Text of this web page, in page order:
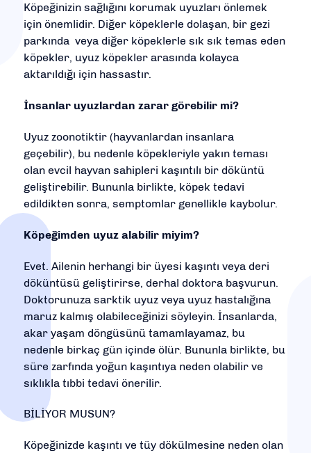
Köpeğinizin sağlığını korumak uyuzları önlemek
için önemlidir. Diğer köpeklerle dolaşan, bir gezi
parkında veya diğer köpeklerle sık sık temas eden
köpekler, uyuz köpekler arasında kolayca
aktarıldığı için hassastır.
İnsanlar uyuzlardan zarar görebilir mi?
Uyuz zoonotiktir (hayvanlardan insanlara
geçebilir), bu nedenle köpekleriyle yakın teması
olan evcil hayvan sahipleri kaşıntılı bir döküntü
geliştirebilir. Bununla birlikte, köpek tedavi
edildikten sonra, semptomlar genellikle kaybolur.
Köpeğimden uyuz alabilir miyim?
Evet. Ailenin herhangi bir üyesi kaşıntı veya deri
döküntüsü geliştirirse, derhal doktora başvurun.
Doktorunuza sarktik uyuz veya uyuz hastalığına
maruz kalmış olabileceğinizi söyleyin. İnsanlarda,
akar yaşam döngüsünü tamamlayamaz, bu
nedenle birkaç gün içinde ölür. Bununla birlikte, bu
süre zarfında yoğun kaşıntıya neden olabilir ve
sıklıkla tıbbi tedavi önerilir.
BİLİYOR MUSUN?
Köpeğinizde kaşıntı ve tüy dökülmesine neden olan